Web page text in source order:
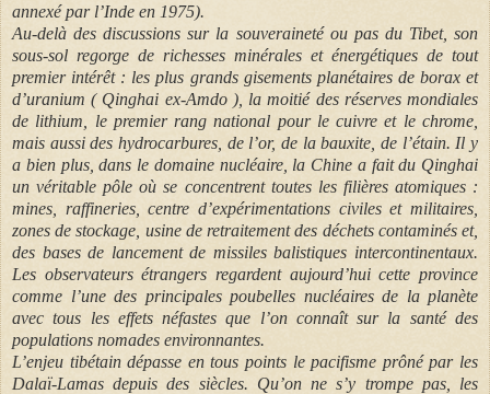
annexé par l’Inde en 1975).
Au-delà des discussions sur la souveraineté ou pas du Tibet, son
sous-sol regorge de richesses minérales et énergétiques de tout
premier intérêt : les plus grands gisements planétaires de borax et
d’uranium ( Qinghai ex-Amdo ), la moitié des réserves mondiales
de lithium, le premier rang national pour le cuivre et le chrome,
mais aussi des hydrocarbures, de l’or, de la bauxite, de l’étain. Il y
a bien plus, dans le domaine nucléaire, la Chine a fait du Qinghai
un véritable pôle où se concentrent toutes les filières atomiques :
mines, raffineries, centre d’expérimentations civiles et militaires,
zones de stockage, usine de retraitement des déchets contaminés et,
des bases de lancement de missiles balistiques intercontinentaux.
Les observateurs étrangers regardent aujourd’hui cette province
comme l’une des principales poubelles nucléaires de la planète
avec tous les effets néfastes que l’on connaît sur la santé des
populations nomades environnantes.
L’enjeu tibétain dépasse en tous points le pacifisme prôné par les
Dalaï-Lamas depuis des siècles. Qu’on ne s’y trompe pas, les